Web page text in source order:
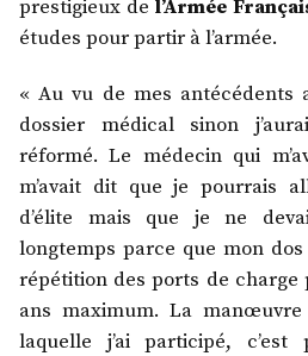
prestigieux de l’Armée
études pour partir à l’armée.
« Au vu de mes antécédents
dossier médical sinon
réformé. Le médecin qui
m’avait dit que je pourrais
d’élite mais que je ne
longtemps parce que mon
répétition des ports de charge
ans maximum. La
laquelle j’ai participé, c’est